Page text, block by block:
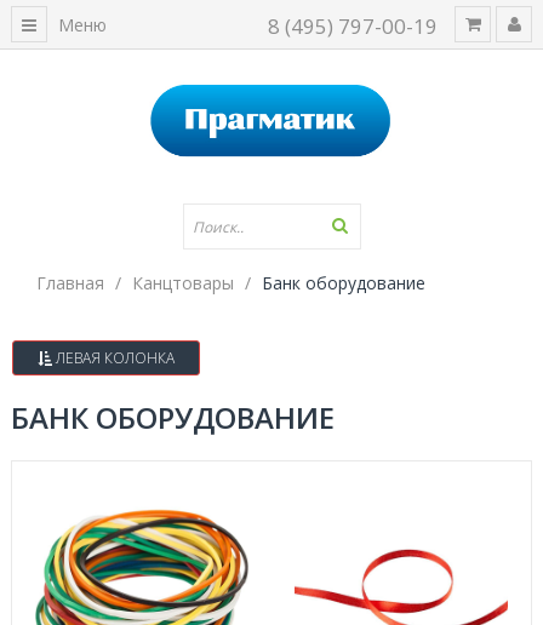
8 (495) 797-00-19
Меню
Главная Канцтовары Банк оборудование
ЛЕВАЯ КОЛОНКА
БАНК ОБОРУДОВАНИЕ